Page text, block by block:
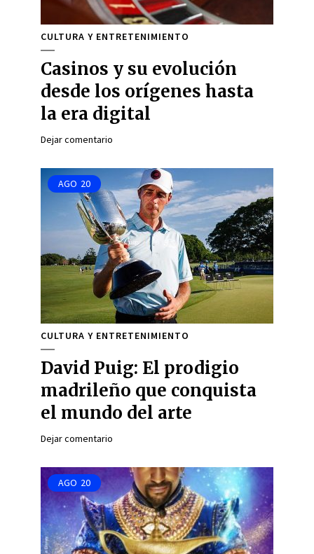
CULTURA Y ENTRETENIMIENTO
Casinos y su evolución
desde los orígenes hasta
la era digital
Dejar comentario
AGO 20
CULTURA Y ENTRETENIMIENTO
David Puig: El prodigio
madrileño que conquista
el mundo del arte
Dejar comentario
AGO 20